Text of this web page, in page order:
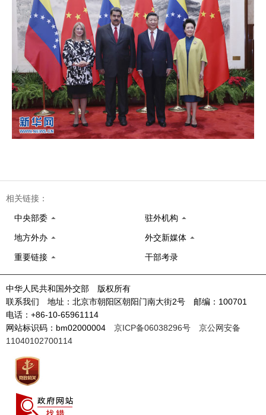
相关链接：
中央部委 驻外机构
地方外办 外交新媒体
重要链接 干部考录
中华人民共和国外交部 版权所有
联系我们 地址：北京市朝阳区朝阳门南大街2号 邮编：100701
电话：+86-10-65961114
网站标识码：bm02000004 京ICP备06038296号
京公网安备
11040102700114